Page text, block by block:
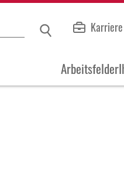
Karriere
Arbeitsfelder